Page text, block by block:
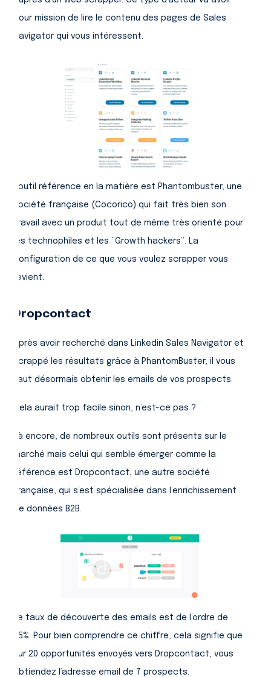
pour mission de lire le contenu des pages de Sales
Navigator qui vous intéressent.
L’outil référence en la matière est Phantombuster, une
société française (Cocorico) qui fait très bien son
travail avec un produit tout de même très orienté pour
les technophiles et les “Growth hackers”. La
configuration de ce que vous voulez scrapper vous
revient.
Dropcontact
Après avoir recherché dans Linkedin Sales Navigator et
scrappé les résultats grâce à PhantomBuster, il vous
faut désormais obtenir les emails de vos prospects.
Cela aurait trop facile sinon, n’est-ce pas ?
Là encore, de nombreux outils sont présents sur le
marché mais celui qui semble émerger comme la
référence est Dropcontact, une autre société
française, qui s’est spécialisée dans l’enrichissement
de données B2B.
Le taux de découverte des emails est de l’ordre de
35%. Pour bien comprendre ce chiffre, cela signifie que
sur 20 opportunités envoyés vers Dropcontact, vous
obtiendez l’adresse email de 7 prospects.